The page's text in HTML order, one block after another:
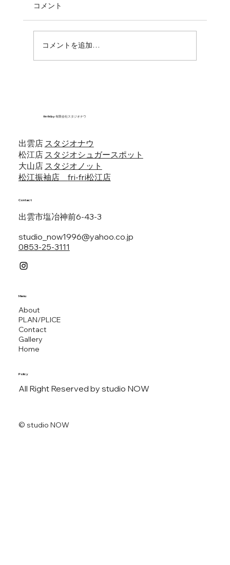
コメント
コメントを追加…
fri-fri by 有限会社スタジオナウ
出雲店 スタジオナウ
松江店 スタジオシュガースポット
​大山店 スタジオノット
​松江振袖店 fri-fri松江店
Contact
出雲市塩冶神前6-43-3
studio_now1996@yahoo.co.jp
0853-25-3111
Menu
About
PLAN/PLICE
Contact
Gallery
Home
Policy
All Right Reserved by studio NOW
© studio NOW